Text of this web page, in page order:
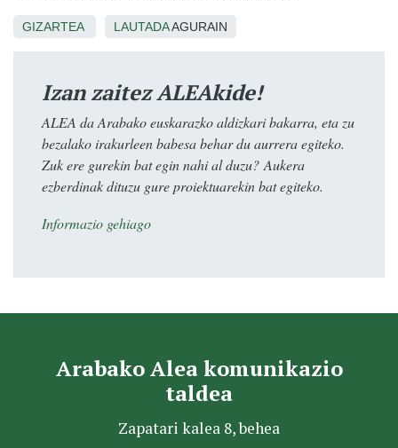
GIZARTEA LAUTADAAGURAIN
Izan zaitez ALEAkide!
ALEA da Arabako euskarazko aldizkari bakarra, eta zu
bezalako irakurleen babesa behar du aurrera egiteko.
Zuk ere gurekin bat egin nahi al duzu? Aukera
ezberdinak dituzu gure proiektuarekin bat egiteko.
Informazio gehiago
Arabako Alea komunikazio
taldea
Zapatari kalea 8, behea